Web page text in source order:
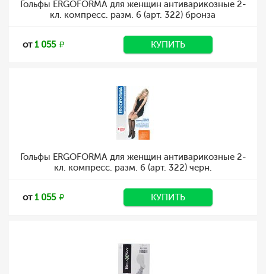
Гольфы ERGOFORMA для женщин антиварикозные 2-
кл. компресс. разм. 6 (арт. 322) бронза
от1 055 КУПИТЬ
Гольфы ERGOFORMA для женщин антиварикозные 2-
кл. компресс. разм. 6 (арт. 322) черн.
от1 055 КУПИТЬ